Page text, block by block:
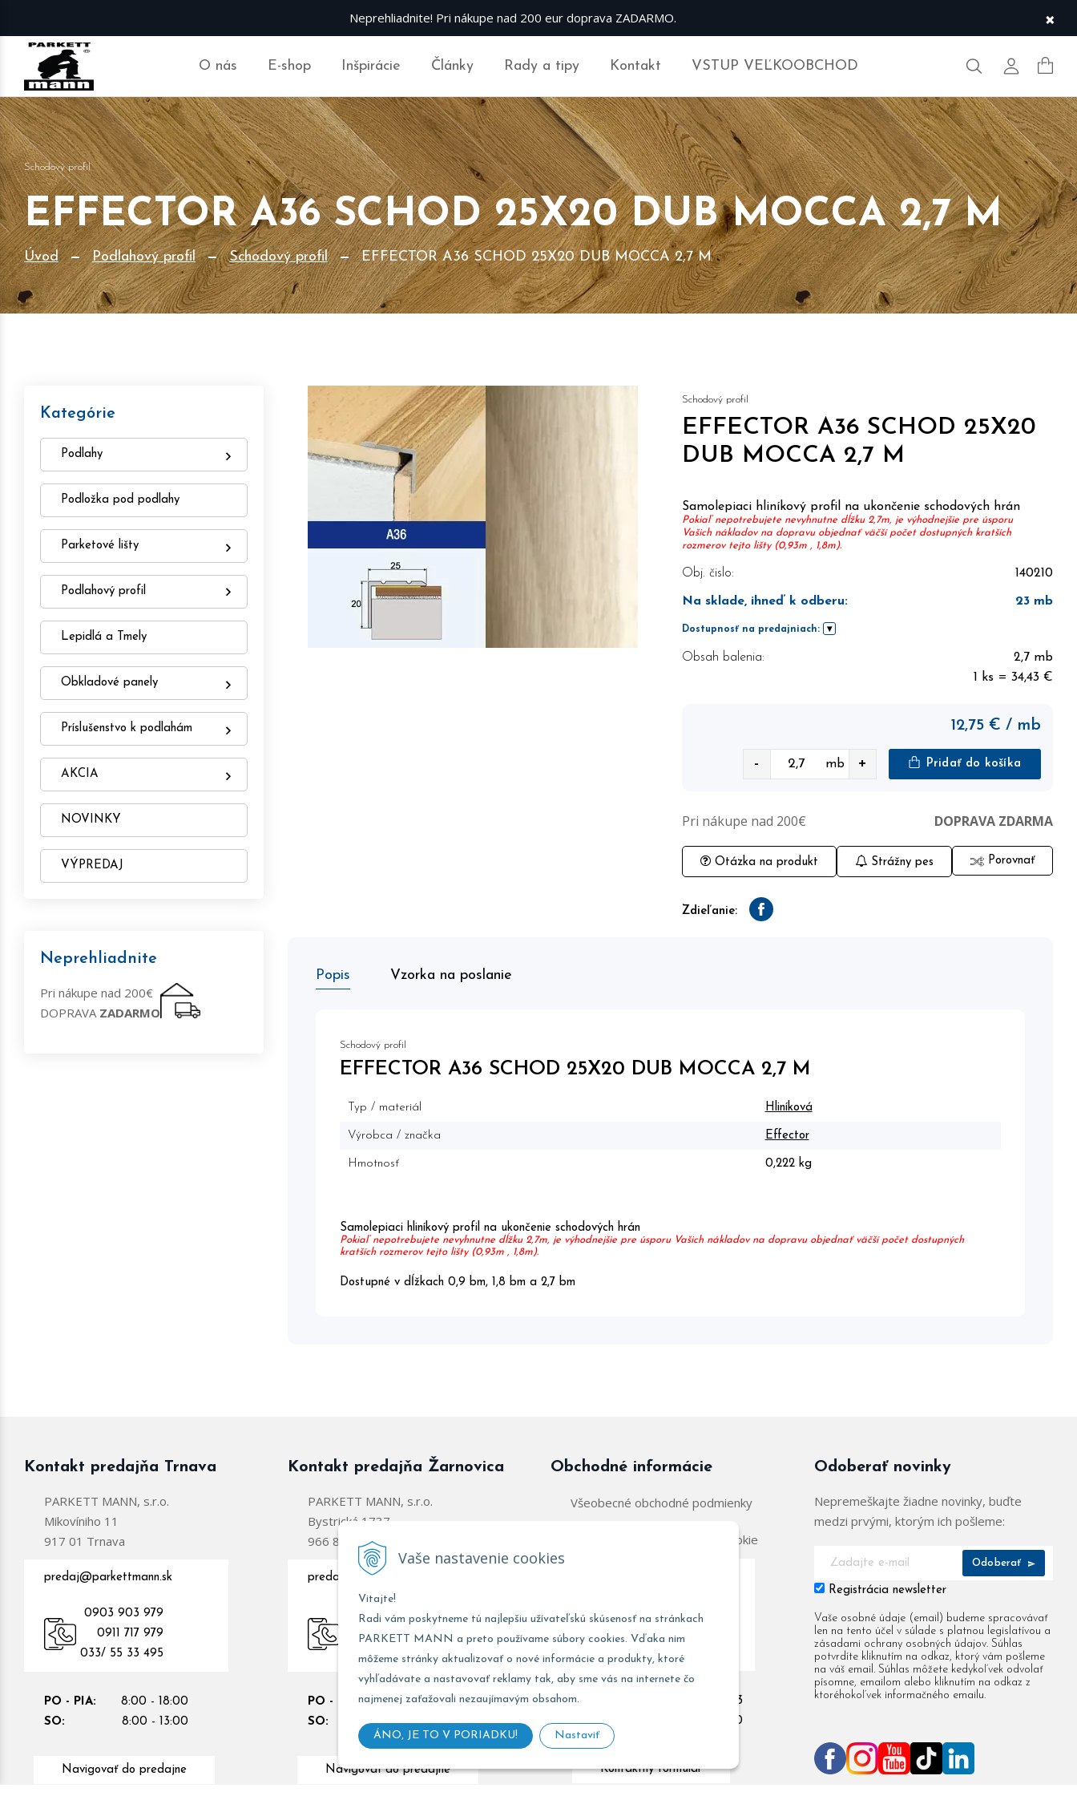
Vaše nastavenie cookies
Vitajte!
Radi vám poskytneme tú najlepšiu užívateľskú skúsenosť na stránkach
PARKETT MANN a preto používame súbory cookies. Vďaka nim
môžeme stránky aktualizovať o nové informácie a produkty, ktoré
vyhľadávate a nastavovať reklamy tak, aby sme vás na internete čo
najmenej zaťažovali nezaujímavým obsahom.
ÁNO, JE TO V PORIADKU! Nastaviť
Neprehliadnite! Pri nákupe nad 200 eur doprava ZADARMO. ×
O nás E-shop Inšpirácie Články Rady a tipy Kontakt VSTUP VEĽKOOBCHOD Hľadať Môj účet
Schodový profil
EFFECTOR A36 SCHOD 25X20 DUB MOCCA 2,7 M
Úvod Podlahový profil Schodový profil EFFECTOR A36 SCHOD 25X20 DUB MOCCA 2,7 M
Kategórie
Podlahy
Podložka pod podlahy
Parketové lišty
Podlahový profil
Lepidlá a Tmely
Obkladové panely
Príslušenstvo k podlahám
AKCIA
NOVINKY
VÝPREDAJ
Neprehliadnite
Pri nákupe nad 200€
DOPRAVA ZADARMO
Schodový profil
EFFECTOR A36 SCHOD 25X20
DUB MOCCA 2,7 M
Samolepiaci hliníkový profil na ukončenie schodových hrán
Pokiaľ nepotrebujete nevyhnutne dĺžku 2,7m, je výhodnejšie pre úsporu
Vašich nákladov na dopravu objednať väčší počet dostupných kratších
rozmerov tejto lišty (0,93m , 1,8m).
Obj. čislo: 140210
Na sklade, ihneď k odberu: 23 mb
Dostupnosť na predajniach:
Obsah balenia:
2,7 mb
1 ks = 34,43 €
12,75 € / mb
- mb + Pridať do košíka
Pri nákupe nad 200€ DOPRAVA ZDARMA
Otázka na produkt Strážny pes Porovnať
Zdieľanie: Facebook
Popis Vzorka na poslanie
Schodový profil
EFFECTOR A36 SCHOD 25X20 DUB MOCCA 2,7 M
Typ / materiál Hliníková
Výrobca / značka Effector
Hmotnosť 0,222 kg
Samolepiaci hliníkový profil na ukončenie schodových hrán
Pokiaľ nepotrebujete nevyhnutne dĺžku 2,7m, je výhodnejšie pre úsporu Vašich nákladov na dopravu objednať väčší počet dostupných
kratších rozmerov tejto lišty (0,93m , 1,8m).
Dostupné v dĺžkach 0,9 bm, 1,8 bm a 2,7 bm
Kontakt predajňa Trnava
PARKETT MANN, s.r.o.
Mikovíniho 11
917 01 Trnava
predaj@parkettmann.sk
0903 903 979
0911 717 979
033/ 55 33 495
PO - PIA:
8:00 - 18:00
SO:
8:00 - 13:00
Navigovať do predajne
Kontakt predajňa Žarnovica
PARKETT MANN, s.r.o.
Bystrická 1737
966 81 Žarnovica
predajzc@parkettmann.sk
0911 903 979
0902 907 979
PO - PIA:
8:00 - 17:00
SO:
8:00 - 12:00
Navigovať do predajne
Obchodné informácie
Všeobecné obchodné podmienky
Zásady používania súborov cookie
Stred/Východ:
Západ:
0947 900 904
0903 903 955
Marketing:
0947 900 903
Zásobovanie:
0911 496 080
Kontaktný formulár
Odoberať novinky
Nepremeškajte žiadne novinky, buďte
medzi prvými, ktorým ich pošleme:
Odoberať
Registrácia newsletter
Vaše osobné údaje (email) budeme spracovávať
len na tento účel v súlade s platnou legislatívou a
zásadami ochrany osobných údajov. Súhlas
potvrdíte kliknutím na odkaz, ktorý vám pošleme
na váš email. Súhlas môžete kedykoľvek odvolať
písomne, emailom alebo kliknutím na odkaz z
ktoréhokoľvek informačného emailu.